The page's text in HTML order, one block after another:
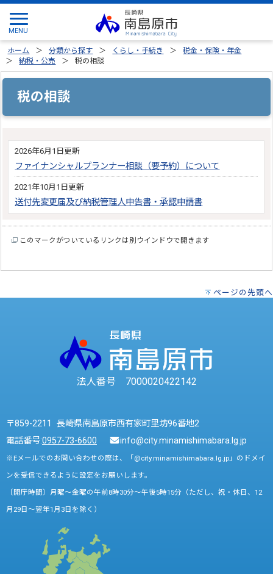
ホーム 分類から探す くらし・手続き
税金・保険・年金
納税・公売
税の相談
税の相談
2026年6月1日更新
ファイナンシャルプランナー相談（要予約）について
2021年10月1日更新
送付先変更届及び納税管理人申告書・承認申請書
このマークがついているリンクは別ウインドウで開きます
ページの先頭へ
法人番号 7000020422142
〒859-2211 長崎県南島原市西有家町里坊96番地2
電話番号:0957-73-6600 info@city.minamishimabara.lg.jp
※Eメールでのお問い合わせの際は、「@city.minamishimabara.lg.jp」のドメイ
ンを受信できるように設定をお願いします。
〔開庁時間〕月曜～金曜の午前8時30分～午後5時15分（ただし、祝・休日、12
月29日～翌年1月3日を除く）